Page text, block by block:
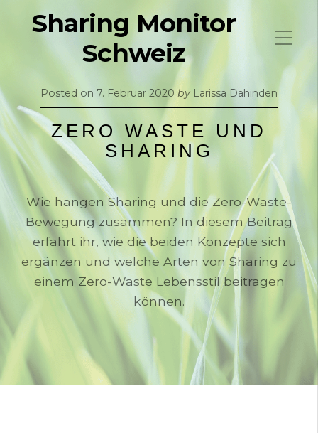
Sharing Monitor
Schweiz
Posted on 7. Februar 2020 by Larissa Dahinden
ZERO WASTE UND
SHARING
Wie hängen Sharing und die Zero-Waste-
Bewegung zusammen? In diesem Beitrag
erfahrt ihr, wie die beiden Konzepte sich
ergänzen und welche Arten von Sharing zu
einem Zero-Waste Lebensstil beitragen
können.